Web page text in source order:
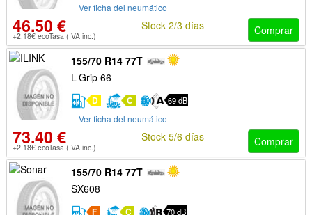
Ver ficha del neumático
46.50 €
+2.18€ ecoTasa (IVA inc.) Comprar
Stock 2/3 días
155/70 R14 77T
L-Grip 66
D C 69 dB
Ver ficha del neumático
73.40 €
+2.18€ ecoTasa (IVA inc.) Comprar
Stock 5/6 días
155/70 R14 77T
SX608
F C 70 dB